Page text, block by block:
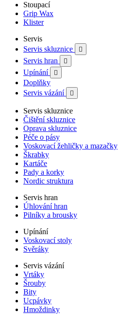
Stoupací
Grip Wax
Klister
Servis
Servis skluznice

Servis hran 
Upínání 
Doplňky
Servis vázání

Servis skluznice
Čištění skluznice
Oprava skluznice
Péče o pásy
Voskovací žehličky a mazačky
Škrabky
Kartáče
Pady a korky
Nordic struktura
Servis hran
Úhlování hran
Pilníky a brousky
Upínání
Voskovací stoly
Svěráky
Servis vázání
Vrtáky
Šrouby
Bity
Ucpávky
Hmoždinky